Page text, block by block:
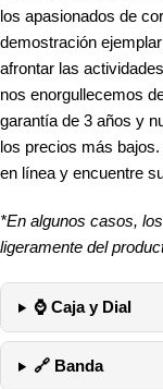
los apasionados de
demostración
afrontar las
nos enorgullecemos
garantía de 3 años y
los precios más
en línea y encuentre
*En algunos casos,
ligeramente del
⌚ Caja y Dial
🔗 Banda